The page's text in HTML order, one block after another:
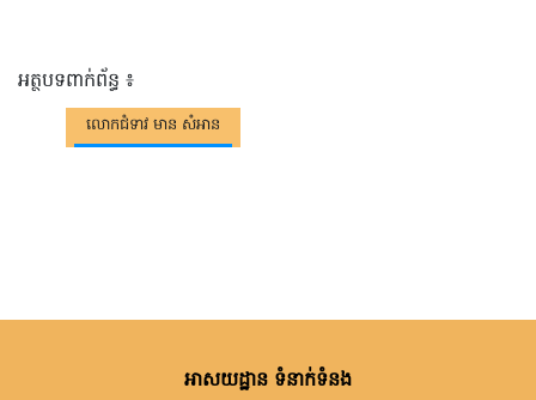
អត្ថបទពាក់ព័ន្ធ ៖
លោកជំទាវ មាន សំអាន
អាសយដ្ឋាន ទំនាក់ទំនង